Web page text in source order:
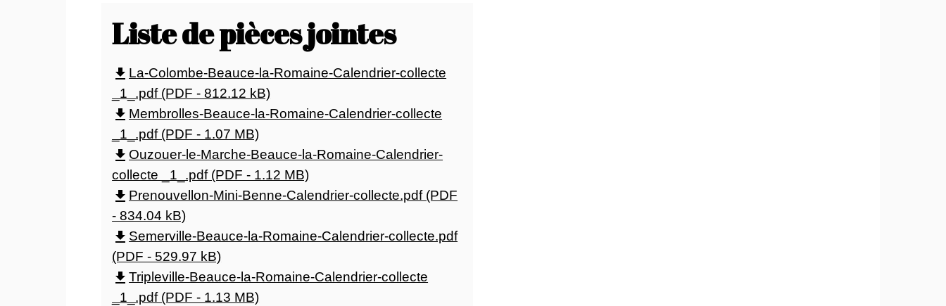
Liste de pièces jointes
file_downloadLa-Colombe-Beauce-la-Romaine-Calendrier-collecte
_1_.pdf (PDF - 812.12 kB)
file_downloadMembrolles-Beauce-la-Romaine-Calendrier-collecte
_1_.pdf (PDF - 1.07 MB)
file_downloadOuzouer-le-Marche-Beauce-la-Romaine-Calendrier-
collecte _1_.pdf (PDF - 1.12 MB)
file_downloadPrenouvellon-Mini-Benne-Calendrier-collecte.pdf (PDF
- 834.04 kB)
file_downloadSemerville-Beauce-la-Romaine-Calendrier-collecte.pdf
(PDF - 529.97 kB)
file_downloadTripleville-Beauce-la-Romaine-Calendrier-collecte
_1_.pdf (PDF - 1.13 MB)